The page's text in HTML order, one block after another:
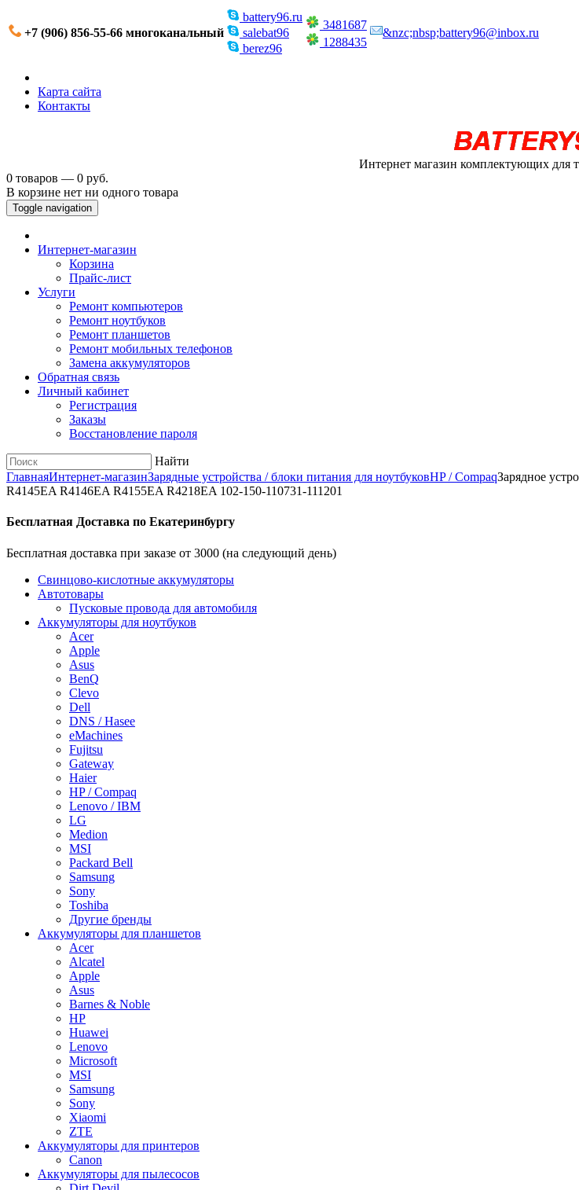
+7 (906) 856-55-66 многоканальный
battery96.ru
salebat96
berez96
3481687
1288435
&nzc;nbsp;battery96@inbox.ru
Карта сайта
Контакты
Интернет магазин комплектующих для
0 товаров — 0 руб.
В корзине нет ни одного товара
Toggle navigation
Интернет-магазин
Корзина
Прайс-лист
Услуги
Ремонт компьютеров
Ремонт ноутбуков
Ремонт планшетов
Ремонт мобильных телефонов
Замена аккумуляторов
Обратная связь
Личный кабинет
Регистрация
Заказы
Восстановление пароля
Найти
ГлавнаяИнтернет-магазинЗарядные устройства / блоки питания для ноутбуковHP / CompaqЗарядное
R4145EA R4146EA R4155EA R4218EA 102-150-110731-111201
Бесплатная Доставка по Екатеринбургу
Бесплатная доставка при заказе от 3000 (на следующий день)
Cвинцово-кислотные аккумуляторы
Автотовары
Пусковые провода для автомобиля
Аккумуляторы для ноутбуков
Acer
Apple
Asus
BenQ
Clevo
Dell
DNS / Hasee
eMachines
Fujitsu
Gateway
Haier
HP / Compaq
Lenovo / IBM
LG
Medion
MSI
Packard Bell
Samsung
Sony
Toshiba
Другие бренды
Аккумуляторы для планшетов
Acer
Alcatel
Apple
Asus
Barnes & Noble
HP
Huawei
Lenovo
Microsoft
MSI
Samsung
Sony
Xiaomi
ZTE
Аккумуляторы для принтеров
Canon
Аккумуляторы для пылесосов